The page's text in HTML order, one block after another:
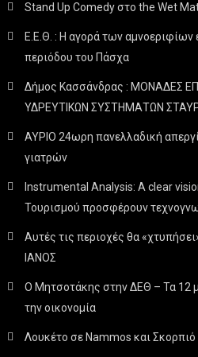
Stand Up Comedy στο the Wet
Ε.Ε.Θ. : Η αγορά των αμνοεριφίων
περιόδου του Πάσχα
Δήμος Κασσάνδρας : ΜΟΝΑΔΕΣ
ΥΔΡΕΥΤΙΚΩΝ ΣΥΣΤΗΜΑΤΩΝ
ΑΥΡΙΟ 24ωρη πανελλαδική
γιατρών
Instrumental Analysis: A clear
Τουρισμού προσφέρουν
Αυτές τις περιοχές θα
ΙΑΝΟΣ
Ο Μητσοτάκης στην ΔΕΘ – Τα 12
την οικονομία
Λουκέτο σε Nammos και